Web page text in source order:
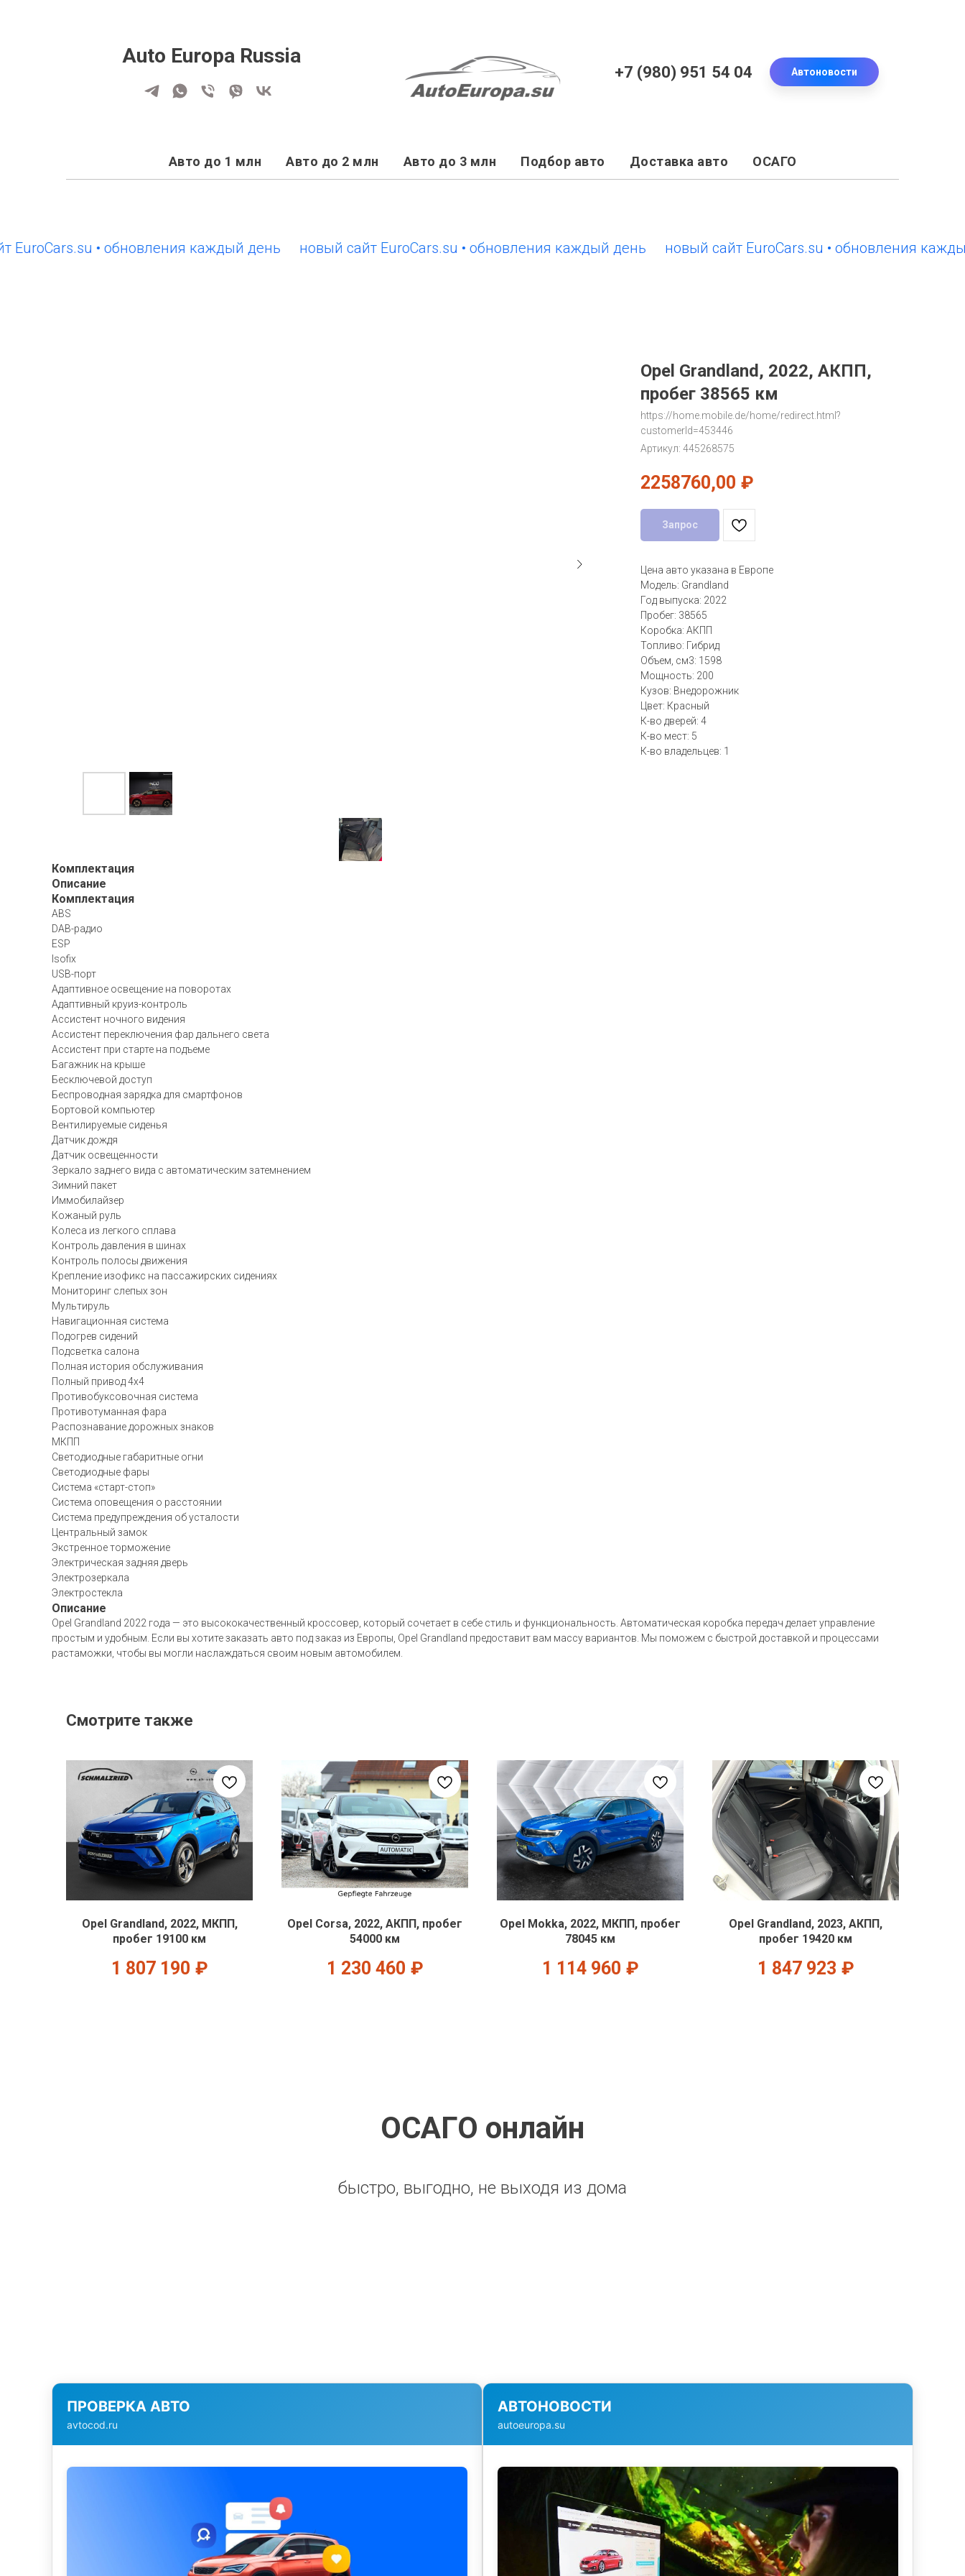
Auto Europa Russia
+7 (980) 951 54 04 Автоновости
Авто до 1 млн Авто до 2 млн Авто до 3 млн Подбор авто Доставка авто ОСАГО
• обновления каждый день новый сайт EuroCars.su • обновления каждый день новый сайт EuroCars.su • обновления каждый
Opel Grandland, 2022, АКПП,
пробег 38565 км
https://home.mobile.de/home/redirect.html?
customerId=453446
Артикул: 445268575
2258760,00 ₽
Запрос
Цена авто указана в Европе
Модель: Grandland
Год выпуска: 2022
Пробег: 38565
Коробка: АКПП
Топливо: Гибрид
Объем, см3: 1598
Мощность: 200
Кузов: Внедорожник
Цвет: Красный
К-во дверей: 4
К-во мест: 5
К-во владельцев: 1
Комплектация
Описание
Комплектация
ABS
DAB-радио
ESP
Isofix
USB-порт
Адаптивное освещение на поворотах
Адаптивный круиз-контроль
Ассистент ночного видения
Ассистент переключения фар дальнего света
Ассистент при старте на подъеме
Багажник на крыше
Бесключевой доступ
Беспроводная зарядка для смартфонов
Бортовой компьютер
Вентилируемые сиденья
Датчик дождя
Датчик освещенности
Зеркало заднего вида с автоматическим затемнением
Зимний пакет
Иммобилайзер
Кожаный руль
Колеса из легкого сплава
Контроль давления в шинах
Контроль полосы движения
Крепление изофикс на пассажирских сидениях
Мониторинг слепых зон
Мультируль
Навигационная система
Подогрев сидений
Подсветка салона
Полная история обслуживания
Полный привод 4х4
Противобуксовочная система
Противотуманная фара
Распознавание дорожных знаков
МКПП
Светодиодные габаритные огни
Светодиодные фары
Система «старт-стоп»
Система оповещения о расстоянии
Система предупреждения об усталости
Центральный замок
Экстренное торможение
Электрическая задняя дверь
Электрозеркала
Электростекла
Описание
Opel Grandland 2022 года — это высококачественный кроссовер, который сочетает в себе стиль и функциональность. Автоматическая коробка передач делает управление
простым и удобным. Если вы хотите заказать авто под заказ из Европы, Opel Grandland предоставит вам массу вариантов. Мы поможем с быстрой доставкой и процессами
растаможки, чтобы вы могли наслаждаться своим новым автомобилем.
Смотрите также
Opel Grandland, 2022, МКПП,
пробег 19100 км
1 807 190 ₽
Opel Corsa, 2022, АКПП, пробег
54000 км
1 230 460 ₽
Opel Mokka, 2022, МКПП, пробег
78045 км
1 114 960 ₽
Opel Grandland, 2023, АКПП,
пробег 19420 км
1 847 923 ₽
ОСАГО онлайн
быстро, выгодно, не выходя из дома
ПРОВЕРКА АВТО
avtocod.ru
АВТОНОВОСТИ
autoeuropa.su